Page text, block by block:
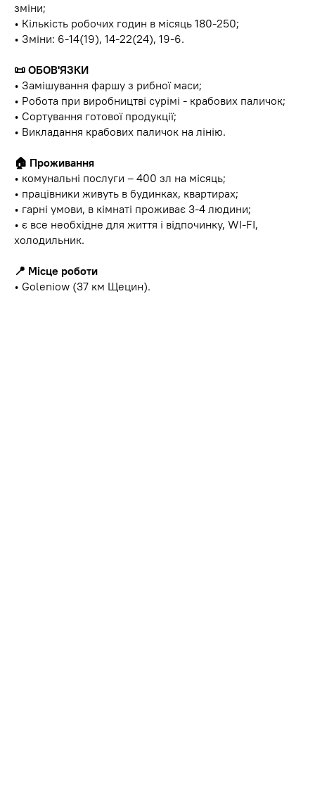
зміни;
• Кількість робочих годин в місяць 180-250;
• Зміни: 6-14(19), 14-22(24), 19-6.
📜 ОБОВ'ЯЗКИ
• Замішування фаршу з рибної маси;
• Робота при виробництві сурімі - крабових паличок;
• Сортування готової продукції;
• Викладання крабових паличок на лінію.
🏠 Проживання
• комунальні послуги – 400 зл на місяць;
• працівники живуть в будинках, квартирах;
• гарні умови, в кімнаті проживає 3-4 людини;
• є все необхідне для життя і відпочинку, WI-FI,
холодильник.
📍 Місце роботи
• Goleniow (37 км Щецин).